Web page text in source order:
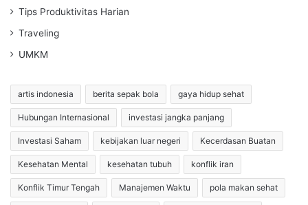
Tips Produktivitas Harian
Traveling
UMKM
artis indonesia berita sepak bola gaya hidup sehat
Hubungan Internasional investasi jangka panjang
Investasi Saham kebijakan luar negeri Kecerdasan Buatan
Kesehatan Mental kesehatan tubuh konflik iran
Konflik Timur Tengah Manajemen Waktu pola makan sehat